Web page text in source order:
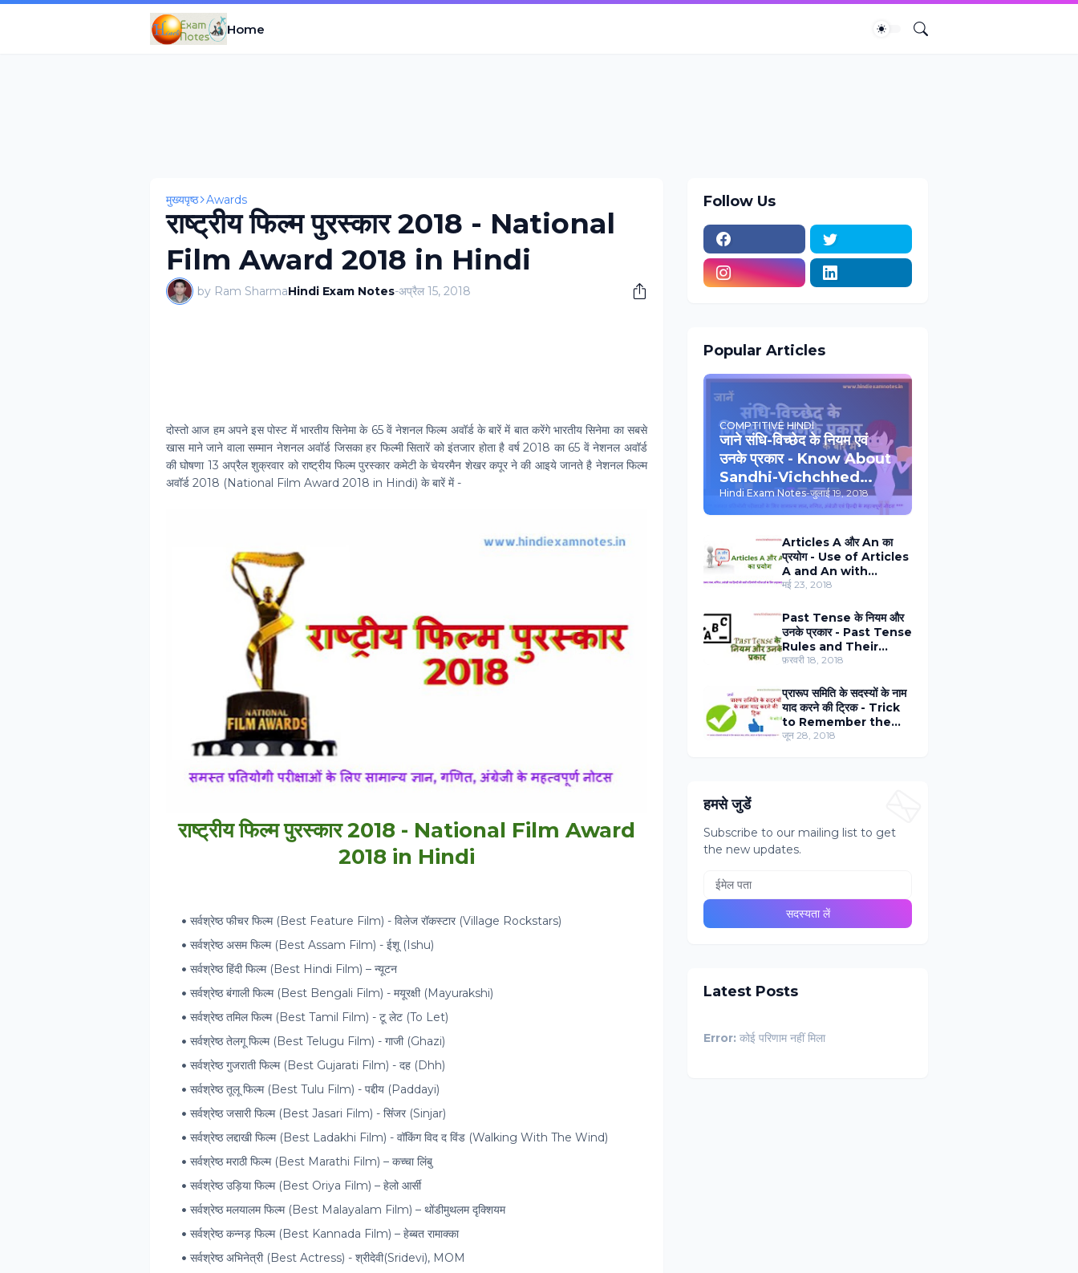
Home
मुख्यपृष्ठ Awards
राष्‍ट्रीय फिल्‍म पुरस्‍कार 2018 - National
Film Award 2018 in Hindi
by Ram SharmaHindi Exam Notes-अप्रैल 15, 2018
दोस्‍तो आज हम अपने इस पोस्‍ट मेंं भारतीय सिनेमा के 65 वें नेशनल फिल्‍म अवॉर्ड के बारें में बात करेंगे भारतीय सिनेमा का सबसे
खास माने जाने वाला सम्‍मान नेशनल अवॉर्ड जिसका हर फिल्‍मी सितारें को इंतजार होता है वर्ष 2018 का 65 वें नेशनल अवॉर्ड
की घोषणा 13 अप्रैल शुक्रवार को राष्‍ट्रीय फिल्‍म पुरस्‍कार कमेटी के चेयरमैन शेखर कपूर ने की आइये जानते है नेशनल फिल्‍म
अवॉर्ड 2018 (National Film Award 2018 in Hindi) के बारें में-
राष्‍ट्रीय फिल्‍म पुरस्‍कार 2018 - National Film Award
2018 in Hindi
सर्वश्रेष्ठ फीचर फिल्म (Best Feature Film) - विलेज रॉकस्टार (Village Rockstars)
सर्वश्रेष्ठ असम फिल्म (Best Assam Film) - ईशू (Ishu)
सर्वश्रेष्ठ हिंदी फिल्म (Best Hindi Film) – न्यूटन
सर्वश्रेष्ठ बंगाली फिल्म (Best Bengali Film) - मयूरक्षी (Mayurakshi)
सर्वश्रेष्ठ तमिल फिल्म (Best Tamil Film) - टू लेट (To Let)
सर्वश्रेष्ठ तेलगू फिल्म (Best Telugu Film) - गाजी (Ghazi)
सर्वश्रेष्ठ गुजराती फिल्म (Best Gujarati Film) - दह (Dhh)
सर्वश्रेष्ठ तूलू फिल्म (Best Tulu Film) - पद्दीय (Paddayi)
सर्वश्रेष्ठ जसारी फिल्म (Best Jasari Film) - सिंंजर (Sinjar)
सर्वश्रेष्ठ लद्दाखी फिल्म (Best Ladakhi Film) - वॉकिंग विद द विंड (Walking With The Wind)
सर्वश्रेष्ठ मराठी फिल्म (Best Marathi Film) – कच्चा लिंबु
सर्वश्रेष्ठ उड़िया फिल्म (Best Oriya Film) – हेलो आर्सी
सर्वश्रेष्ठ मलयालम फिल्म (Best Malayalam Film) – थोंडीमुथलम दृक्शियम
सर्वश्रेष्ठ कन्नड़ फिल्म (Best Kannada Film) – हेब्बत रामाक्का
सर्वश्रेष्ठ अभिनेत्री (Best Actress) - श्रीदेवी(Sridevi), MOM
Follow Us
Popular Articles
COMPTITIVE HINDI
जाने संधि-विच्‍छेद के नियम एवं
उनके प्रकार - Know About
Sandhi-Vichchhed
Rules and Type in
Hindi
Hindi Exam Notes-जुलाई 19, 2018
Articles A और An का
प्रयोग - Use of Articles
A and An with
Examples in Hindi
मई 23, 2018
Past Tense के नियम और
उनके प्रकार - Past Tense
Rules and Their
Types
फ़रवरी 18, 2018
प्रारूप समिति के सदस्‍यों के नाम
याद करने की ट्रिक - Trick
to Remember the
Name of Members of
जून 28, 2018
हमसे जुडें
Subscribe to our mailing list to get
the new updates.
Latest Posts
Error: कोई परिणाम नहीं मिला